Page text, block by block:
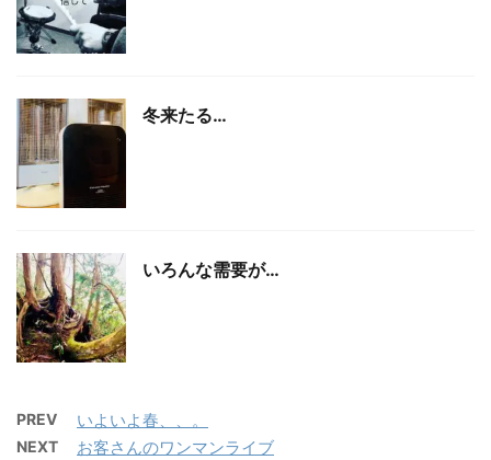
冬来たる…
いろんな需要が…
PREV いよいよ春、、。
NEXT お客さんのワンマンライブ